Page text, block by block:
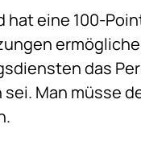
hat eine 100-
das
sei. Man müsse